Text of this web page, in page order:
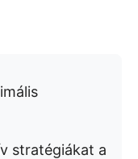
stratégiákat a